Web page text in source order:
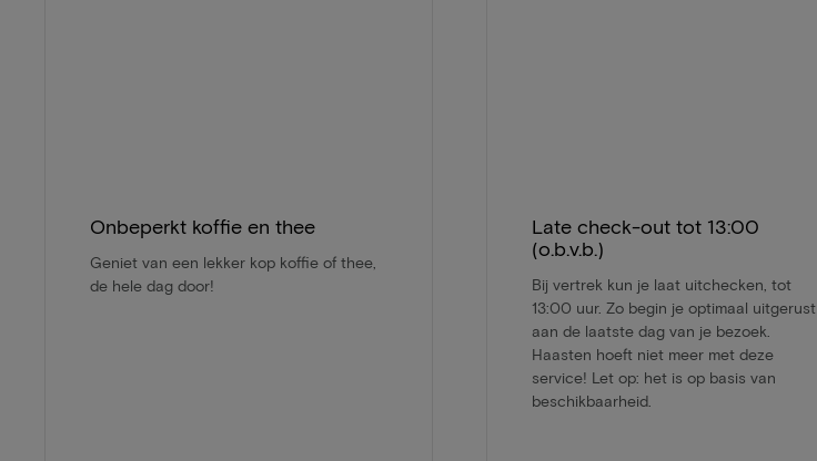
Onbeperkt koffie en thee
Geniet van een lekker kop koffie of thee,
de hele dag door!
Late check-out tot 13:00
(o.b.v.b.)
Bij vertrek kun je laat uitchecken, tot
13:00 uur. Zo begin je optimaal uitgerust
aan de laatste dag van je bezoek.
Haasten hoeft niet meer met deze
service! Let op: het is op basis van
beschikbaarheid.